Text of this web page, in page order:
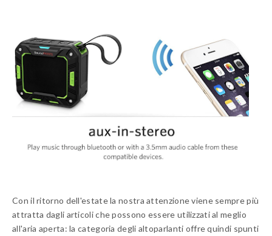
Con il ritorno dell'estate la nostra attenzione viene sempre più
attratta dagli articoli che possono essere utilizzati al meglio
all'aria aperta: la categoria degli altoparlanti offre quindi spunti